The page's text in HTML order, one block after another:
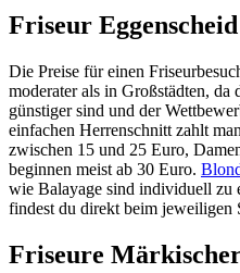
Friseur
Die Preise für einen
moderater als in Großstädten,
günstiger sind und der
einfachen Herrenschnitt zahlt
zwischen 15 und 25 Euro,
beginnen meist ab 30 Euro.
wie Balayage sind individuell zu
findest du direkt beim jeweiligen
Friseure